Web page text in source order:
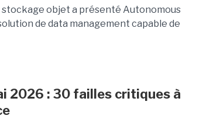
stockage objet a présenté Autonomous
de data management capable de
2026 : 30 failles critiques à